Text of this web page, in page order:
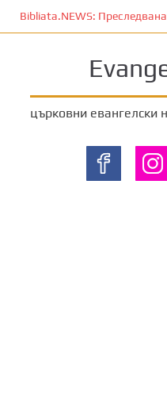
Bibliata.NEWS:
църковни евангелски